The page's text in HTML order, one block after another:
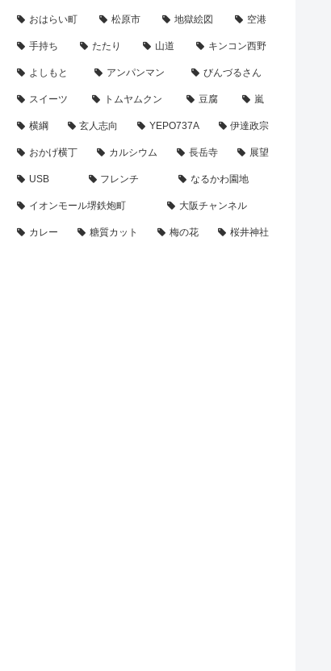
おはらい町 松原市 地獄絵図 空港
手持ち たたり 山道 キンコン西野
よしもと アンパンマン びんづるさん
スイーツ トムヤムクン 豆腐 嵐
横綱 玄人志向 YEPO737A 伊達政宗
おかげ横丁 カルシウム 長岳寺 展望
USB フレンチ なるかわ園地
イオンモール堺鉄炮町 大阪チャンネル
カレー 糖質カット 梅の花 桜井神社